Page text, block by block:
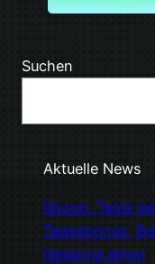
Suchen
Aktuelle News
Shoop: Tesla
Tagesbonus,
Gewinne einen